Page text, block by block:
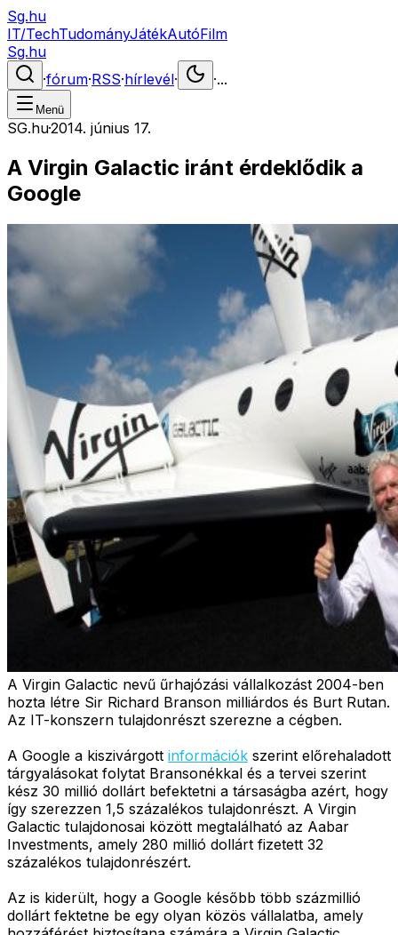
Sg.hu
IT/TechTudományJátékAutóFilm
Sg.hu
·fórum·RSS·hírlevél· ·...
Menü
SG.hu·2014. június 17.
A Virgin Galactic iránt érdeklődik a
Google
A Virgin Galactic nevű űrhajózási vállalkozást 2004-ben
hozta létre Sir Richard Branson milliárdos és Burt Rutan.
Az IT-konszern tulajdonrészt szerezne a cégben.
A Google a kiszivárgott információk szerint előrehaladott
tárgyalásokat folytat Bransonékkal és a tervei szerint
kész 30 millió dollárt befektetni a társaságba azért, hogy
így szerezzen 1,5 százalékos tulajdonrészt. A Virgin
Galactic tulajdonosai között megtalálható az Aabar
Investments, amely 280 millió dollárt fizetett 32
százalékos tulajdonrészért.
Az is kiderült, hogy a Google később több százmillió
dollárt fektetne be egy olyan közös vállalatba, amely